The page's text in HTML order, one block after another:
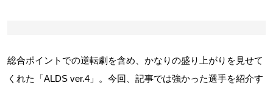
総合ポイントでの逆転劇を含め、かなりの盛り上がりを見せて
くれた「ALDS ver.4」。今回、記事では強かった選手を紹介す